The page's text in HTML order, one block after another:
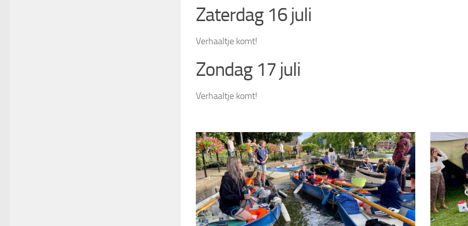
Zaterdag 16 juli
Verhaaltje komt!
Zondag 17 juli
Verhaaltje komt!